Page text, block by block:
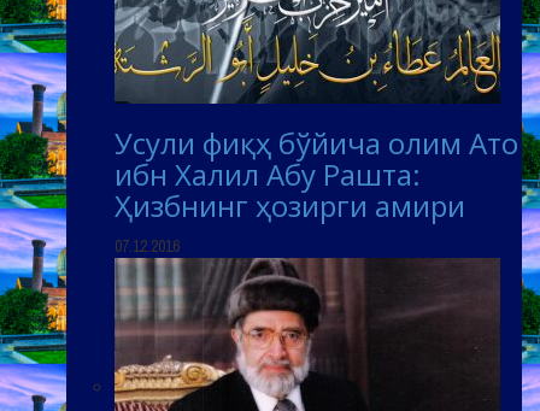
Усули фиқҳ бўйича олим Ато
ибн Халил Абу Рашта:
Ҳизбнинг ҳозирги амири
07.12.2016